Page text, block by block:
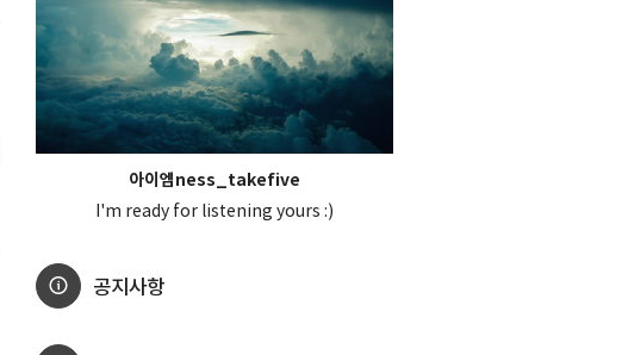
아이엠ness_takefive
I'm ready for listening yours :)
공지사항